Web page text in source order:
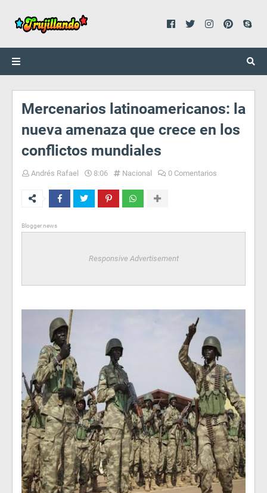
Mercenarios latinoamericanos: la
nueva amenaza que crece en los
conflictos mundiales
Andrés Rafael 8:06 Nacional 0 Comentarios
Blogger news
Responsive Advertisement